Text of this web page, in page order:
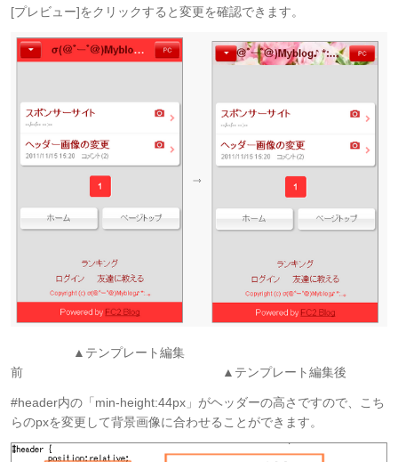
[プレビュー]をクリックすると変更を確認できます。
▲テンプレート編集
前 ▲テンプレート編集後
#header内の「min-height:44px」がヘッダーの高さですので、こち
らのpxを変更して背景画像に合わせることができます。